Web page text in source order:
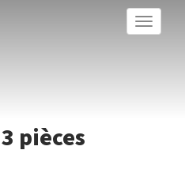
Toggle
pièces